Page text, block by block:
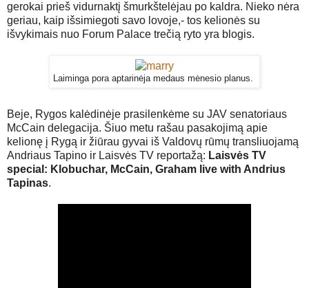
gerokai prieš vidurnaktį šmurkštelėjau po kaldra. Nieko nėra
geriau, kaip išsimiegoti savo lovoje,- tos kelionės su
išvykimais nuo Forum Palace trečią ryto yra blogis.
Laiminga pora aptarinėja medaus mėnesio planus.
Beje, Rygos kalėdinėje prasilenkėme su JAV senatoriaus
McCain delegacija. Šiuo metu rašau pasakojimą apie
kelionę į Rygą ir žiūrau gyvai iš Valdovų rūmų transliuojamą
Andriaus Tapino ir Laisvės TV reportažą: Laisvės TV
special: Klobuchar, McCain, Graham live with Andrius
Tapinas.